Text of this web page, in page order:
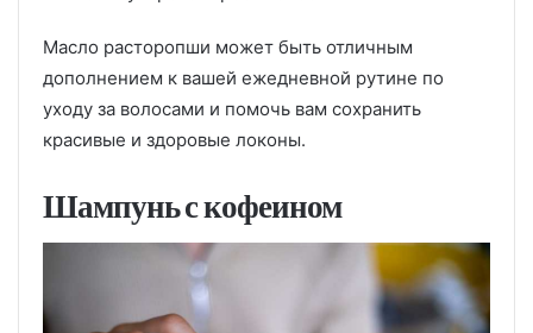
Масло расторопши может быть отличным
дополнением к вашей ежедневной рутине по
уходу за волосами и помочь вам сохранить
красивые и здоровые локоны.
Шампунь с кофеином